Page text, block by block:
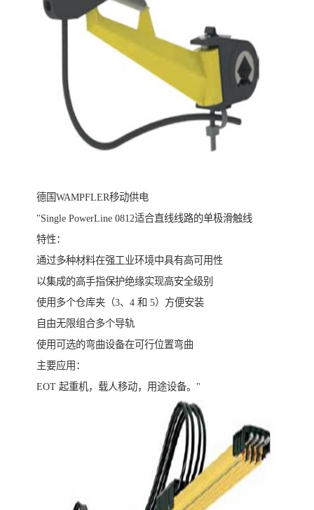
德国WAMPFLER移动供电
"Single PowerLine 0812适合直线线路的单极滑触线
特性：
通过多种材料在强工业环境中具有高可用性
以集成的高手指保护绝缘实现高安全级别
使用多个仓库夹（3、4 和 5）方便安装
自由无限组合多个导轨
使用可选的弯曲设备在可行位置弯曲
主要应用：
EOT 起重机，载人移动，用途设备。"